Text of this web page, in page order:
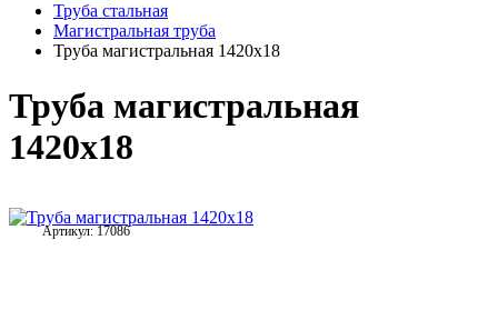
Труба стальная
Магистральная труба
Труба магистральная 1420х18
Труба магистральная
1420х18
Артикул: 17086